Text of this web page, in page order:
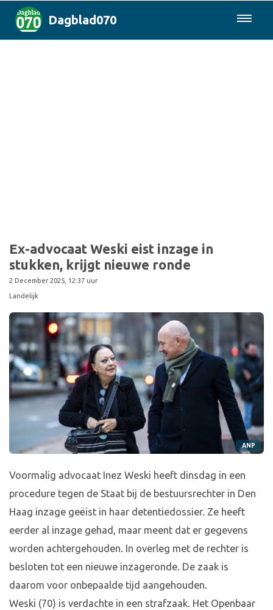
Dagblad070
Ex-advocaat Weski eist inzage in
stukken, krijgt nieuwe ronde
2 December 2025, 12:37 uur
Landelijk
ANP
Voormalig advocaat Inez Weski heeft dinsdag in een
procedure tegen de Staat bij de bestuursrechter in Den
Haag inzage geëist in haar detentiedossier. Ze heeft
eerder al inzage gehad, maar meent dat er gegevens
worden achtergehouden. In overleg met de rechter is
besloten tot een nieuwe inzageronde. De zaak is
daarom voor onbepaalde tijd aangehouden.
Weski (70) is verdachte in een strafzaak. Het Openbaar